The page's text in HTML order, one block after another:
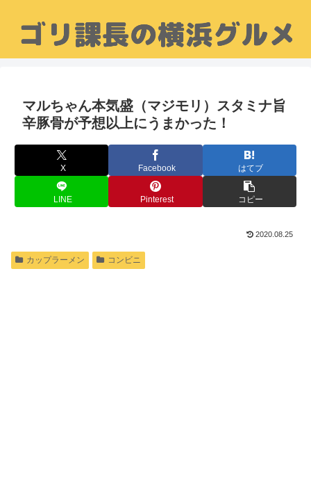
マルちゃん本気盛（マジモリ）スタミナ旨
辛豚骨が予想以上にうまかった！
X Facebook はてブ
LINE Pinterest コピー
2020.08.25
カップラーメン コンビニ